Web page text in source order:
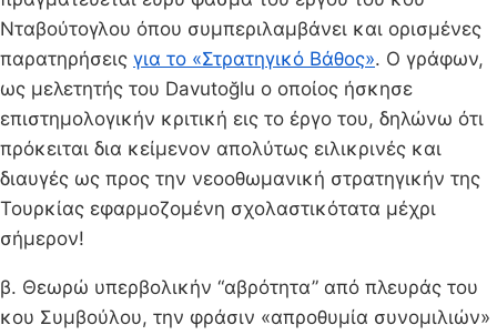
Νταβούτογλου όπου συμπεριλαμβάνει και ορισμένες
παρατηρήσεις για το «Στρατηγικό Βάθος». Ο γράφων,
ως μελετητής του Davutoğlu o οποίος ήσκησε
επιστημολογικήν κριτική εις το έργο του, δηλώνω ότι
πρόκειται δια κείμενον απολύτως ειλικρινές και
διαυγές ως προς την νεοοθωμανική στρατηγικήν της
Τουρκίας εφαρμοζομένη σχολαστικότατα μέχρι
σήμερον!
β. Θεωρώ υπερβολικήν “αβρότητα” από πλευράς του
κου Συμβούλου, την φράσιν «απροθυμία συνομιλιών»